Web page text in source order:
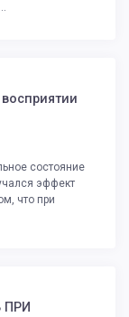
состояние
эффект
что при
ПРИ